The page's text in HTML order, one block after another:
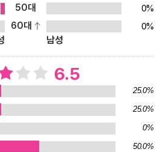
50대
0%
60대
0%
남성
6.5
25.0%
25.0%
0%
50.0%